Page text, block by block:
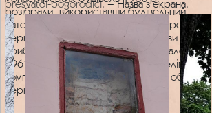
розібрали, використавши будівельний
матеріал для будівництва огорожі, ремонту
церкви. У 1950 р. до фасаду церкви
прибудували дерев'яну дзвіницю, але
1961 р. в ході хрущовської антирелігійної
компанії церковну громаду зняли з обліку, а
церкву перетворили на клуб.
presvatoi-bogorodici. – Назва з екрана.